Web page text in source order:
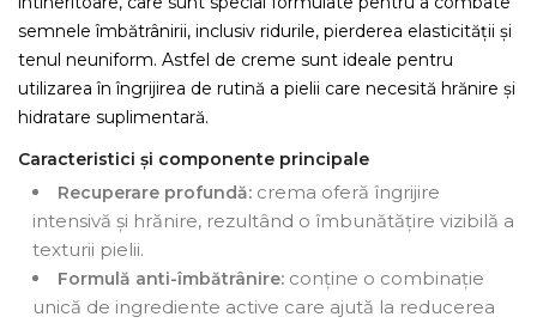
semnele îmbătrânirii, inclusiv ridurile, pierderea elasticității și
tenul neuniform. Astfel de creme sunt ideale pentru
utilizarea în îngrijirea de rutină a pielii care necesită hrănire și
hidratare suplimentară.
Caracteristici și componente principale
Recuperare profundă: crema oferă îngrijire
intensivă și hrănire, rezultând o îmbunătățire vizibilă a
texturii pielii.
Formulă anti-îmbătrânire: conține o combinație
unică de ingrediente active care ajută la reducerea